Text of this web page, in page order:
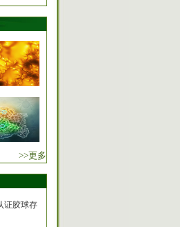
>>更多
证胶球存